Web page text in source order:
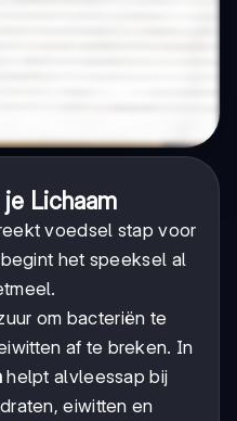
Lichaam
voedsel stap voor
begint het speeksel al
om bacteriën te
af te breken. In
helpt alvleessap bij
eiwitten en